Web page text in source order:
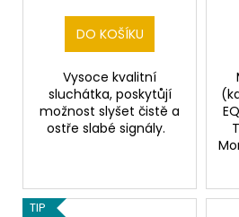
DO KOŠÍKU
Vysoce kvalitní
sluchátka, poskytůjí
možnost slyšet čistě a
ostře slabé signály.
TIP